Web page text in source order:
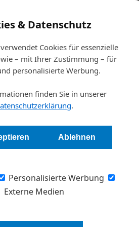
& Datenschutz
Cookies für essenzielle
– mit Ihrer Zustimmung – für
personalisierte Werbung.
finden Sie in unserer
.
Ablehnen
Personalisierte Werbung
Externe Medien